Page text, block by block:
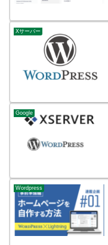
Xサーバー
Google
Wordpress